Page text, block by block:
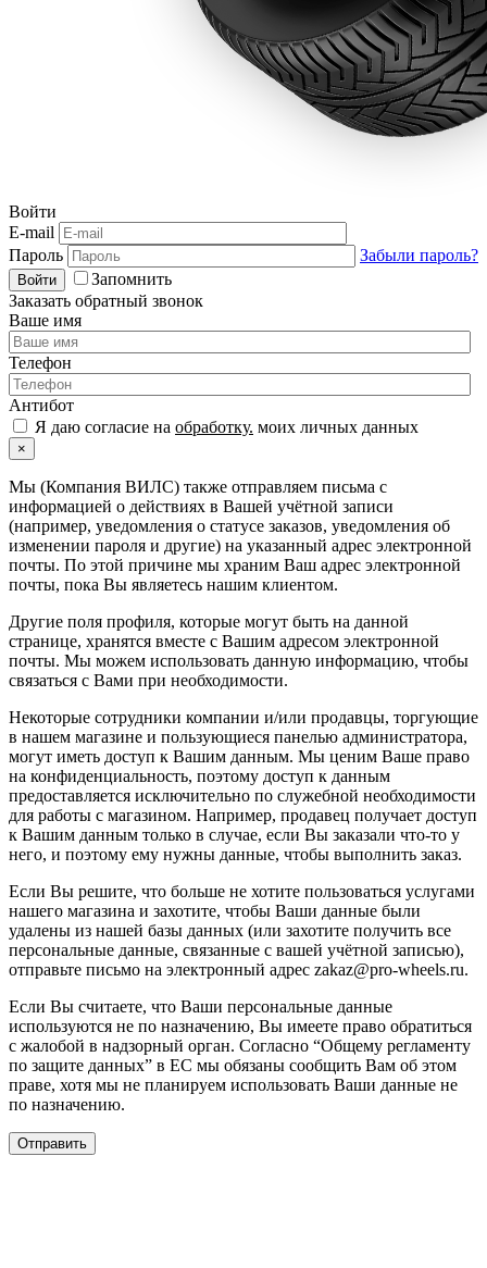
Войти
E-mail
Пароль
Забыли пароль?
Войти
Запомнить
Заказать обратный звонок
Ваше имя
Телефон
Антибот
Я даю согласие на обработку. моих личных данных
×
Мы (Компания ВИЛС) также отправляем письма с
информацией о действиях в Вашей учётной записи
(например, уведомления о статусе заказов, уведомления об
изменении пароля и другие) на указанный адрес электронной
почты. По этой причине мы храним Ваш адрес электронной
почты, пока Вы являетесь нашим клиентом.
Другие поля профиля, которые могут быть на данной
странице, хранятся вместе с Вашим адресом электронной
почты. Мы можем использовать данную информацию, чтобы
связаться с Вами при необходимости.
Некоторые сотрудники компании и/или продавцы, торгующие
в нашем магазине и пользующиеся панелью администратора,
могут иметь доступ к Вашим данным. Мы ценим Ваше право
на конфиденциальность, поэтому доступ к данным
предоставляется исключительно по служебной необходимости
для работы с магазином. Например, продавец получает доступ
к Вашим данным только в случае, если Вы заказали что-то у
него, и поэтому ему нужны данные, чтобы выполнить заказ.
Если Вы решите, что больше не хотите пользоваться услугами
нашего магазина и захотите, чтобы Ваши данные были
удалены из нашей базы данных (или захотите получить все
персональные данные, связанные с вашей учётной записью),
отправьте письмо на электронный адрес zakaz@pro-wheels.ru.
Если Вы считаете, что Ваши персональные данные
используются не по назначению, Вы имеете право обратиться
с жалобой в надзорный орган. Согласно “Общему регламенту
по защите данных” в ЕС мы обязаны сообщить Вам об этом
праве, хотя мы не планируем использовать Ваши данные не
по назначению.
Отправить